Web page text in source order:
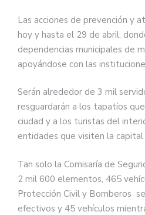
Las acciones de prevención y
hoy y hasta el 29 de abril,
dependencias municipales de
apoyándose con las
Serán alrededor de 3 mil
resguardarán a los tapatíos
ciudad y a los turistas del
entidades que visiten la capital
Tan solo la Comisaría de
2 mil 600 elementos, 465
Protección Civil y Bomberos
efectivos y 45 vehículos